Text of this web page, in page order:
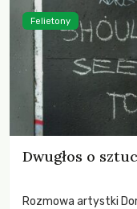
Dwugłos o
Rozmowa artystki
Felietony